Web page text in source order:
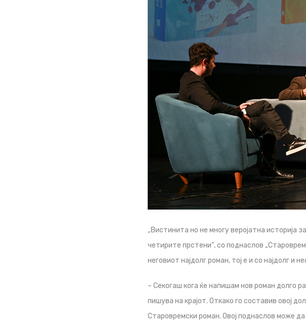
„Вистинита но не многу веројатна историја
четирите прстени“, со поднаслов
неговиот најдолг роман, тој е и со најдолг и
– Секогаш кога ќе напишам нов роман долго
пишува на крајот. Откако го составив овој
Старовремски роман. Овој поднаслов може